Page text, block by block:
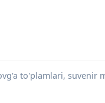
to'plamlari, suvenir